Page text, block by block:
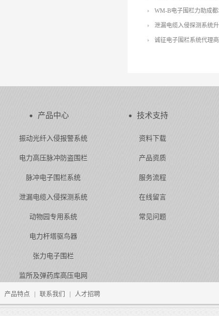
WM-B电子围栏力助成
泄漏电缆入侵探测系统
诚征电子围栏系统代理商
产品中心
振动光纤入侵报警系统
电力高压脉冲防盗围栏
脉冲电子围栏系统
泄漏电缆入侵探测系统
动物园专用系统
电力杆塔驱鸟器
张力电子围栏
监所及弹药库高压电网
技术支持
资料下载
产品资质
服务流程
在线留言
常见问题
产品特点 联系我们 人才招聘